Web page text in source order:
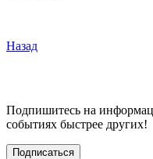
Назад
Подпишитесь на
событиях быстрее других!
Подписаться